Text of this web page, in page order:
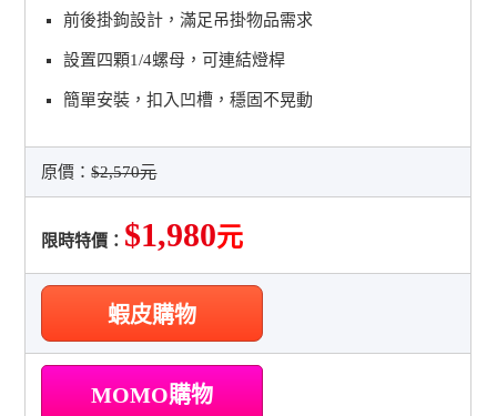
前後掛鉤設計，滿足吊掛物品需求
設置四顆1/4螺母，可連結燈桿
簡單安裝，扣入凹槽，穩固不晃動
原價：$2,570元
限時特價： $1,980元
蝦皮購物
MOMO購物